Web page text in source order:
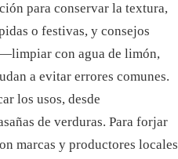
para conservar la textura,
o festivas, y consejos
con agua de limón,
a evitar errores comunes.
los usos, desde
de verduras. Para forjar
marcas y productores locales